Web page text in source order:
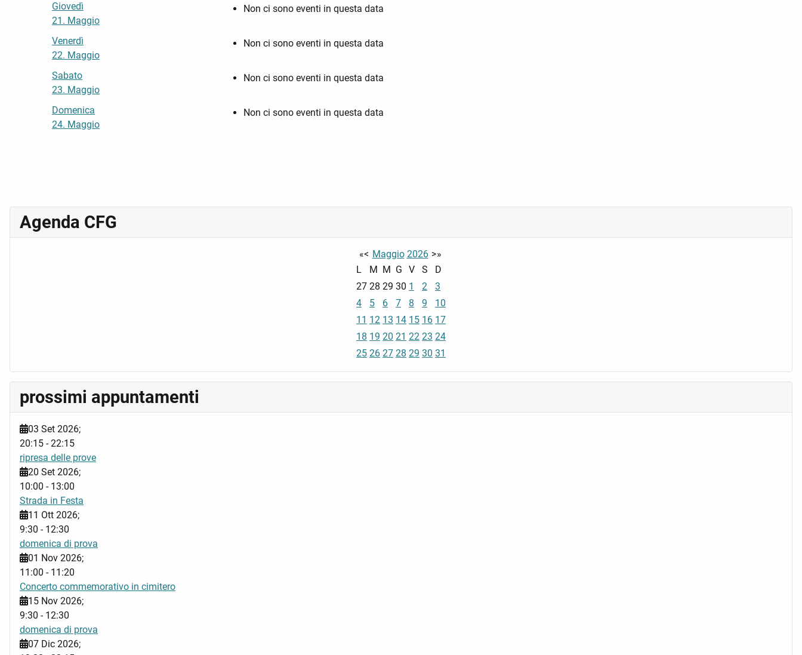
Giovedì
21. Maggio
Non ci sono eventi in questa data
Venerdì
22. Maggio
Non ci sono eventi in questa data
Sabato
23. Maggio
Non ci sono eventi in questa data
Domenica
24. Maggio
Non ci sono eventi in questa data
Agenda CFG
«< Maggio 2026 >»
L
M M G V S
D
27 28 29 30 1 2
3
4
5 6 7 8 9
10
11 12 13 14 15 16 17
18 19 20 21 22 23 24
25 26 27 28 29 30 31
prossimi appuntamenti
03 Set 2026;
20:15 -22:15
ripresa delle prove
20 Set 2026;
10:00 - 13:00
Strada in Festa
11 Ott 2026;
9:30 - 12:30
domenica di prova
01 Nov 2026;
11:00 - 11:20
Concerto commemorativo in cimitero
15 Nov 2026;
9:30 - 12:30
domenica di prova
07 Dic 2026;